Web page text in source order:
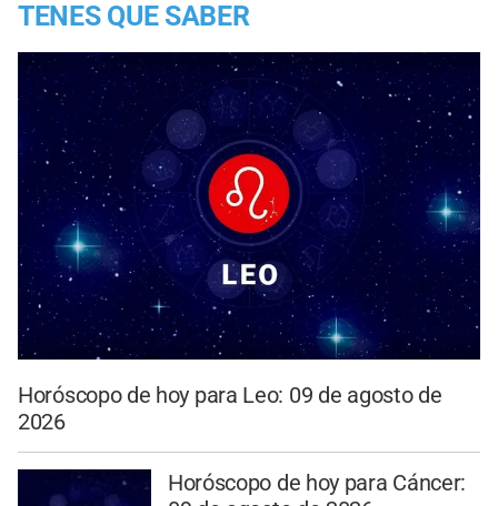
TENES QUE SABER
Horóscopo de hoy para Leo: 09 de agosto de
2026
Horóscopo de hoy para Cáncer: